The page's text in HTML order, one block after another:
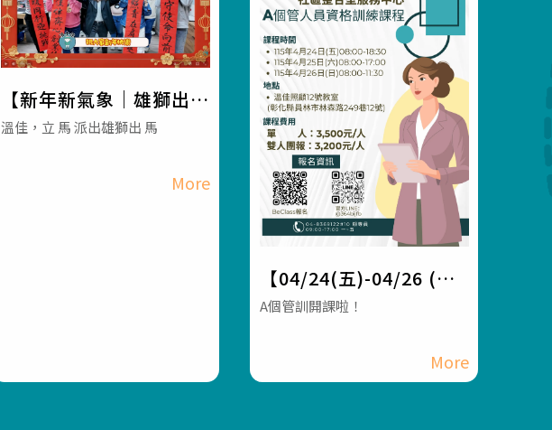
【新年新氣象｜雄獅出
馬】#彰化長照機構 #員
溫佳，立 馬 派出雄獅出 馬
【04/24(五)-04/26 (日)
115年度彰化社區整合型
訓練課程】 #彰化長照機
構 #員林長照機構 #長照
A個管訓開課啦！